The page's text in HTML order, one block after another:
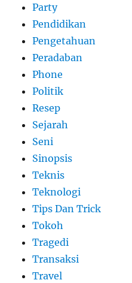
Party
Pendidikan
Pengetahuan
Peradaban
Phone
Politik
Resep
Sejarah
Seni
Sinopsis
Teknis
Teknologi
Tips Dan Trick
Tokoh
Tragedi
Transaksi
Travel